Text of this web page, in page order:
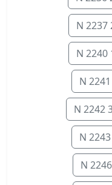
N 2237
N 2240
N
N 2242
N
N